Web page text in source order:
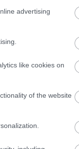
advertising
like cookies on
of the website
43-20
74-28
50-36
53-49
38 12 2 12 61-62
34 9 7 10 64-63
30 9 3 52-57